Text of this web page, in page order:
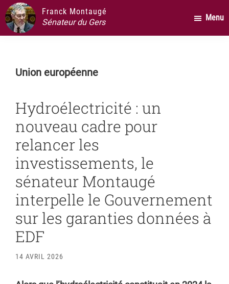
Passer
au
contenu
Passer
la
latérale
Passer
au
pied
page
Franck Montaugé
Sénateur du Gers
Menu
Union européenne
Hydroélectricité : un
nouveau cadre pour
relancer les
investissements, le
sénateur Montaugé
interpelle le Gouvernement
sur les garanties données à
EDF
14 AVRIL 2026